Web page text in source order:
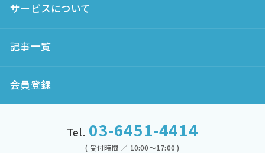
サービスについて
記事一覧
会員登録
Tel. 03-6451-4414
( 受付時間 ／ 10:00～17:00 )